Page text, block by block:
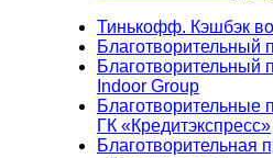
Тинькофф. Кэшбэк
Благотворительный
Благотворительный
Indoor Group
Благотворительные
ГК «Кредитэкспресс»
Благотворительная